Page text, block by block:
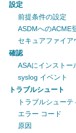
設定
前提条件の設定
ASDMへのACME
セキュアファイ
確認
ASAにインストー
syslog イベント
トラブルシュート
トラブルシュー
エラー コード
原因